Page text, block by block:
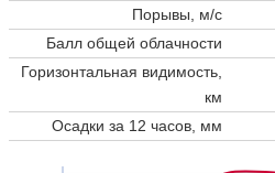
Порывы, м/с
Балл общей облачности
Горизонтальная видимость,
км
Осадки за 12 часов, мм